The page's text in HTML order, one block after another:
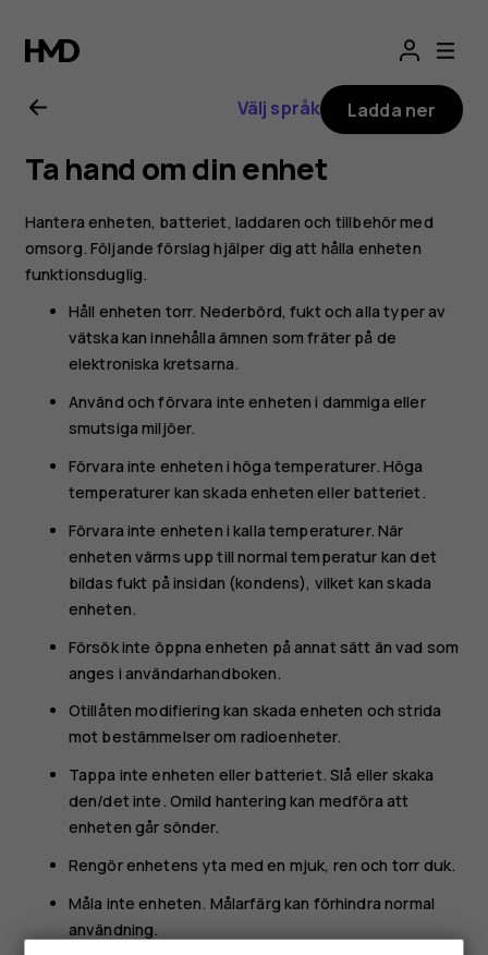
för
Nokia
8.1
Välj språk Ladda ner
Ta hand om din enhet
Hantera enheten, batteriet, laddaren och tillbehör med
omsorg. Följande förslag hjälper dig att hålla enheten
funktionsduglig.
Håll enheten torr. Nederbörd, fukt och alla typer av
vätska kan innehålla ämnen som fräter på de
elektroniska kretsarna.
Använd och förvara inte enheten i dammiga eller
smutsiga miljöer.
Förvara inte enheten i höga temperaturer. Höga
temperaturer kan skada enheten eller batteriet.
Förvara inte enheten i kalla temperaturer. När
enheten värms upp till normal temperatur kan det
bildas fukt på insidan (kondens), vilket kan skada
enheten.
Försök inte öppna enheten på annat sätt än vad som
anges i användarhandboken.
Otillåten modifiering kan skada enheten och strida
mot bestämmelser om radioenheter.
Tappa inte enheten eller batteriet. Slå eller skaka
den/det inte. Omild hantering kan medföra att
enheten går sönder.
Rengör enhetens yta med en mjuk, ren och torr duk.
Måla inte enheten. Målarfärg kan förhindra normal
användning.